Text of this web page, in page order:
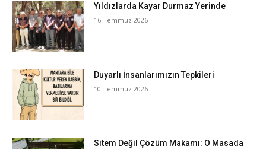
Yıldızlarda Kayar Durmaz Yerinde
16 Temmuz 2026
Duyarlı İnsanlarımızın Tepkileri
10 Temmuz 2026
Sitem Değil Çözüm Makamı: O Masada